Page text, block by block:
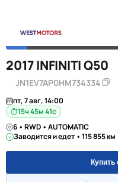
2017 INFINITI Q50
JN1EV7AP0HM734334
пт, 7 авг, 14:00
15ч 45м 40с
6 • RWD • AUTOMATIC
Заводится и едет • 115 855 км
Купить